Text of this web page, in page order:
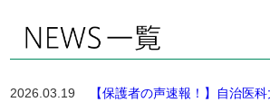
2026.03.19
【保護者の声速報！】自治医